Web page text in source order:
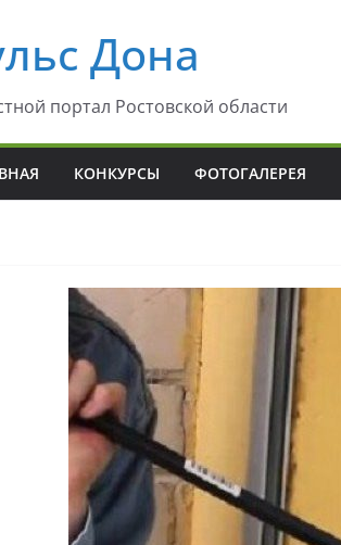
Дона
портал Ростовской области
КОНКУРСЫ ФОТОГАЛЕРЕЯ